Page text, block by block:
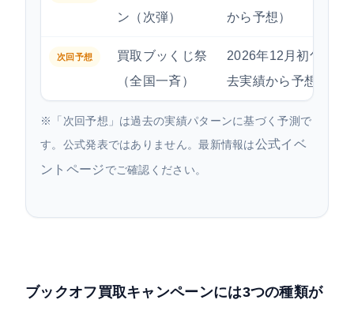
ン（次弾）
から予想）
次回予想
買取ブッくじ祭
（全国一斉）
2026年12月初旬（過
去実績から予想）
※「次回予想」は過去の実績パターンに基づく予測で
す。公式発表ではありません。最新情報は公式イベ
ントページ でご確認ください。
ブックオフ買取キャンペーンには3つの種類が